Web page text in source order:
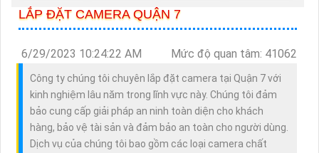
LẮP ĐẶT CAMERA QUẬN 7
6/29/2023 10:24:22 AM Mức độ quan tâm: 41062
Công ty chúng tôi chuyên lắp đặt camera tại Quận 7 với
kinh nghiệm lâu năm trong lĩnh vực này. Chúng tôi đảm
bảo cung cấp giải pháp an ninh toàn diện cho khách
hàng, bảo vệ tài sản và đảm bảo an toàn cho người dùng.
Dịch vụ của chúng tôi bao gồm các loại camera chất